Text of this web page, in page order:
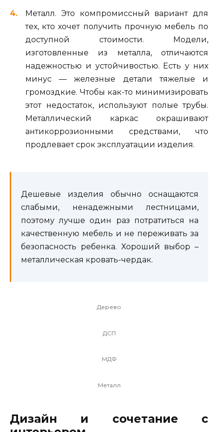
Металл. Это компромиссный вариант для
тех, кто хочет получить прочную мебель по
доступной стоимости. Модели,
изготовленные из металла, отличаются
надежностью и устойчивостью. Есть у них
минус — железные детали тяжелые и
громоздкие. Чтобы как-то минимизировать
этот недостаток, используют полые трубы.
Металлический каркас окрашивают
антикоррозионными средствами, что
продлевает срок эксплуатации изделия.
Дешевые изделия обычно оснащаются
слабыми, ненадежными лестницами,
поэтому лучше один раз потратиться на
качественную мебель и не переживать за
безопасность ребенка. Хороший выбор –
металлическая кровать-чердак.
Дерево
ДСП
МДФ
Металл
Дизайн и сочетание с